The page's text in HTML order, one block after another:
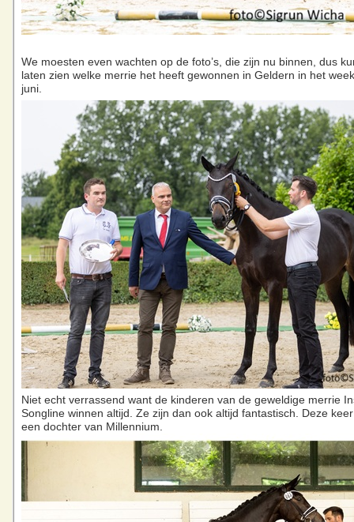
We moesten even wachten op de foto’s, die zijn nu binnen, dus
laten zien welke merrie het heeft gewonnen in Geldern in het
juni.
Niet echt verrassend want de kinderen van de geweldige merrie
Songline winnen altijd. Ze zijn dan ook altijd fantastisch. Deze
een dochter van Millennium.